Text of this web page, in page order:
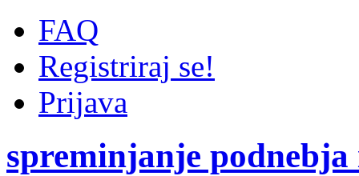
FAQ
Registriraj se!
Prijava
spreminjanje podnebja